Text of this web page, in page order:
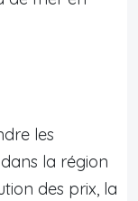
les
la région
des prix, la